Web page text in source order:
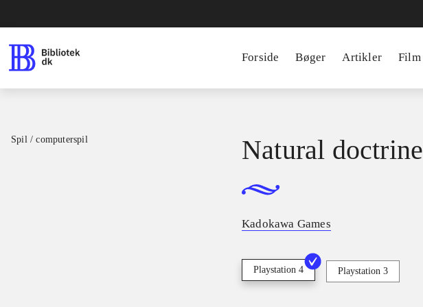
Forside Bøger Artikler Film
Spil / computerspil Natural doctrine
Kadokawa Games
Playstation 4 Playstation 3